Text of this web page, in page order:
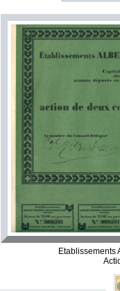
Etablissements